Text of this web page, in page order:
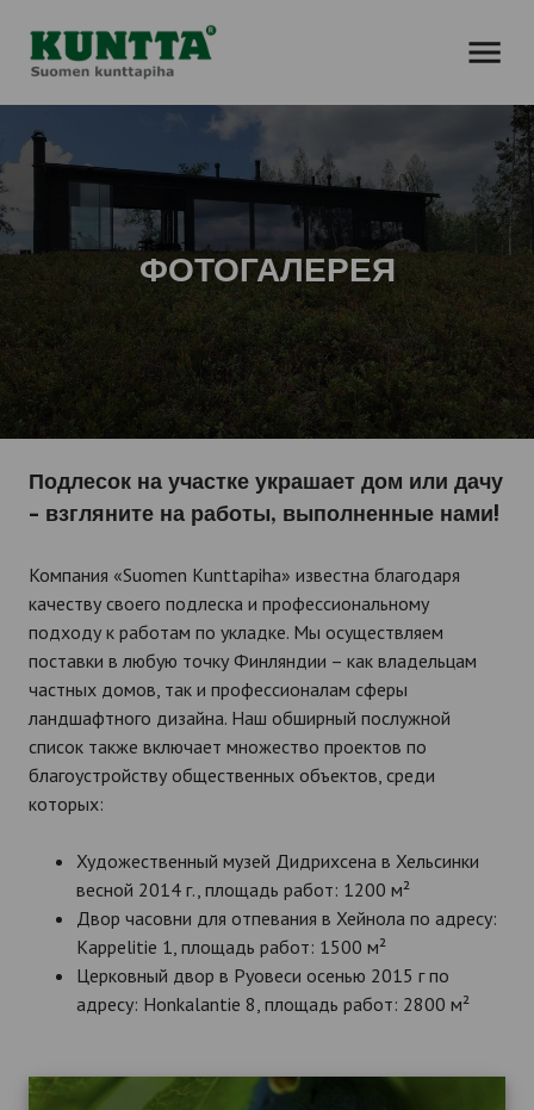
ФОТОГАЛЕРЕЯ
Подлесок на участке украшает дом или дачу
– взгляните на работы, выполненные нами!
Компания «Suomen Kunttapiha» известна благодаря
качеству своего подлеска и профессиональному
подходу к работам по укладке. Мы осуществляем
поставки в любую точку Финляндии – как владельцам
частных домов, так и профессионалам сферы
ландшафтного дизайна. Наш обширный послужной
список также включает множество проектов по
благоустройству общественных объектов, среди
которых:
Художественный музей Дидрихсена в Хельсинки
весной 2014 г., площадь работ: 1200 м²
Двор часовни для отпевания в Хейнола по адресу:
Kappelitie 1, площадь работ: 1500 м²
Церковный двор в Руовеси осенью 2015 г по
адресу: Honkalantie 8, площадь работ: 2800 м²